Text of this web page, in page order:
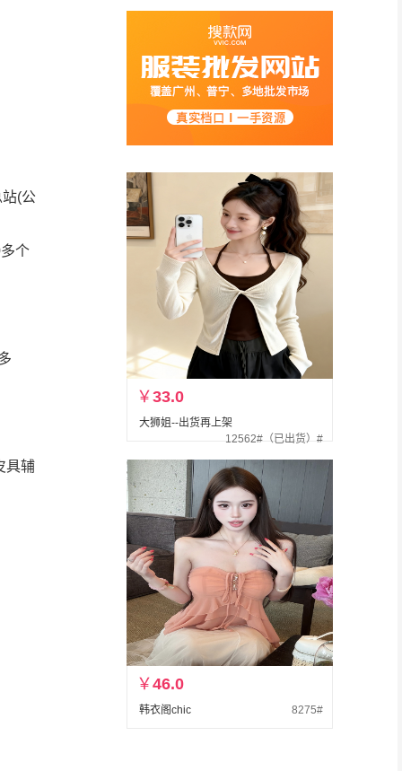
站(公
多个
具辅
￥33.0
大狮姐--出货再上架
12562#（已出货）#
￥46.0
韩衣阁chic 8275#